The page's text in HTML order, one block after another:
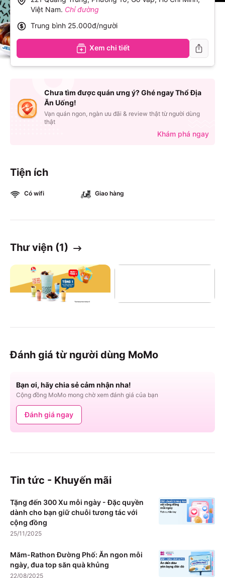
Tiện ích
Có wifi Giao hàng
Thư viện (1)
Đánh giá từ người dùng MoMo
Bạn ơi, hãy chia sẻ cảm nhận nha!
Cộng đồng MoMo mong chờ xem đánh giá của bạn
Đánh giá ngay
Tin tức - Khuyến mãi
Tặng đến 300 Xu mỗi ngày - Đặc quyền
dành cho bạn giữ chuỗi tương tác với
cộng đồng
25/11/2025
Măm-Rathon Đường Phố: Ăn ngon mỗi
ngày, đua top săn quà khủng
22/08/2025
Việt Nam. Chỉ đường
Trung bình 25.000đ/người
Xem chi tiết
Chưa tìm được quán ưng ý? Ghé ngay Thổ Địa
Ăn Uống!
Vạn quán ngon, ngàn ưu đãi & review thật từ người dùng
thật
Khám phá ngay